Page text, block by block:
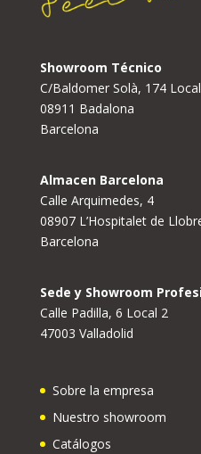
Showroom Técnico
C/Baldomer Solà, 174
08911 Badalona
Barcelona
Almacen Barcelona
Calle Arquimedes, 4
08907 L’Hospitalet de
Barcelona
Sede y Showroom
Calle Padilla, 6 Local 2
47003 Valladolid
Sobre la empresa
Nuestro showroom
Catálogos